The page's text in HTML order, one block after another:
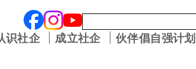
关键字
识社企 成立社企 伙伴倡自强计划